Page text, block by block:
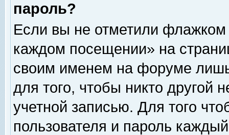
пароль?
Если вы не отметили флажком
каждом посещении» на
своим именем на форуме
для того, чтобы никто другой
учетной записью. Для того
пользователя и пароль